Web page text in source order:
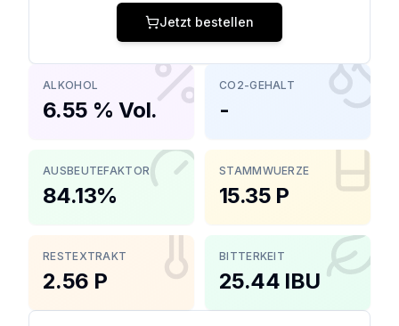
Jetzt bestellen
ALKOHOL
6.55 % Vol.
CO2-GEHALT
-
AUSBEUTEFAKTOR
84.13%
STAMMWUERZE
15.35 P
RESTEXTRAKT
2.56 P
BITTERKEIT
25.44 IBU